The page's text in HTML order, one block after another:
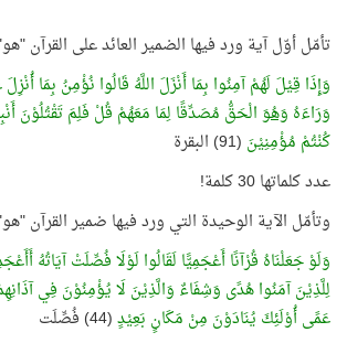
تأمّل أوّل آية ورد فيها الضمير العائد على القرآن
وَإِذَا قِيْلَ لَهُمْ آمِنُوا بِمَا أَنْزَلَ اللَّهُ قَالُوا نُؤْمِنُ بِمَا
وَرَاءَهُ وَهُوَالْحَقُّ مُصَدِّقًا لِمَا مَعَهُمْ قُلْ فَلِمَ تَقْتُلُوْنَ
كُنْتُمْ مُؤْمِنِيْنَ (91) البقرة
عدد كلماتها 30 كلمة!
وتأمّل الآية الوحيدة التي ورد فيها ضمير القرآن
وَلَوْ جَعَلْنَاهُ قُرْآنًا أَعْجَمِيًّا لَقَالُوا لَوْلَا فُصِّلَتْ آيَاتُهُ
لِلَّذِيْنَ آمَنُوا هُدًى وَشِفَاءٌ وَالَّذِيْنَ لَا يُؤْمِنُوْنَ فِي
عَمًى أُوْلَئِكَ يُنَادَوْنَ مِنْ مَكَانٍ بَعِيْدٍ(44) فُصِّلَت